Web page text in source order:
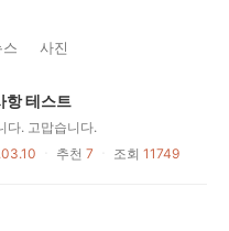
스 사진
항 테스트
다. 고맙습니다.
추천 7 조회 11749